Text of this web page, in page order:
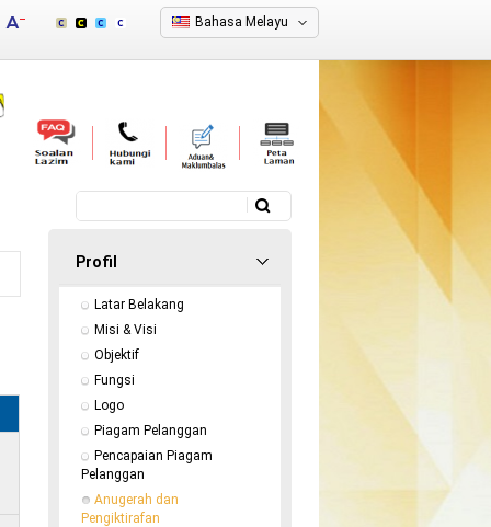
Bahasa Melayu
Borang carian
Profil
Latar Belakang
Misi & Visi
Objektif
Fungsi
Logo
Piagam Pelanggan
Pencapaian Piagam
Pelanggan
Anugerah dan
Pengiktirafan